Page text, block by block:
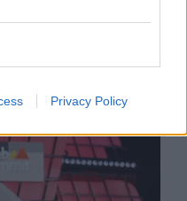
Privacy Policy